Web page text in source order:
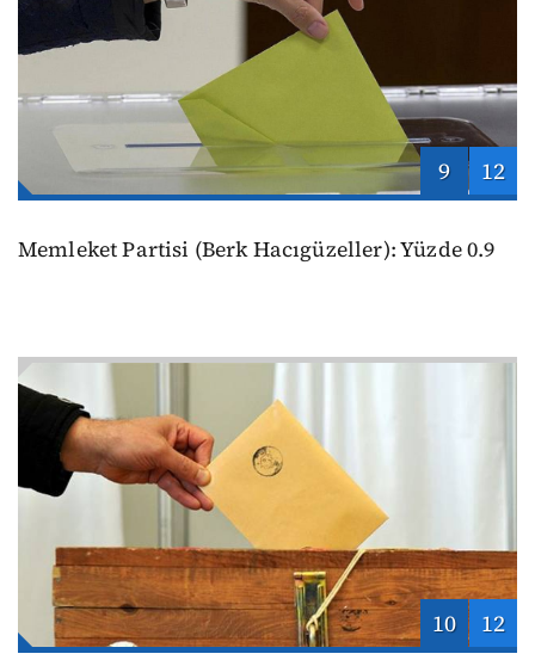
9 12
Memleket Partisi (Berk Hacıgüzeller): Yüzde 0.9
10 12